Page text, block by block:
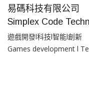
易碼科技有限公司
Simplex Code
遊戲開發l科技l智能l創新
Games development l